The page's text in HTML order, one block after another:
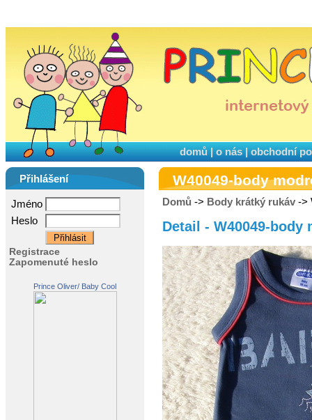
domů|o nás|obchodní
Přihlášení
Jméno
Heslo
Registrace
Zapomenuté heslo
Prince Oliver/ Baby Cool
W40049-body
Domů -> Body krátký rukáv ->
Detail - W40049-body